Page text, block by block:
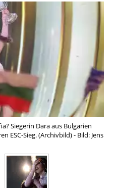
Siegerin Dara aus Bulgarien
ESC-Sieg. (Archivbild) - Bild: Jens